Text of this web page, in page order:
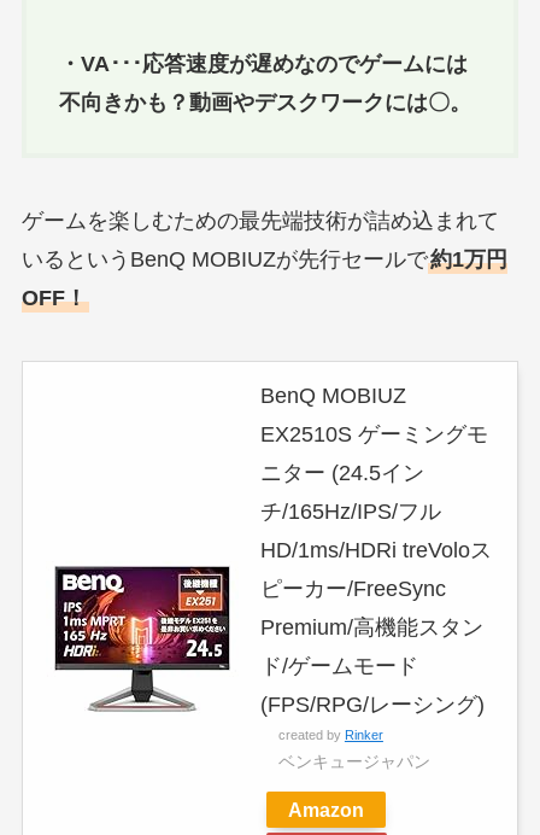
・VA･･･応答速度が遅めなのでゲームには
不向きかも？動画やデスクワークには〇。
ゲームを楽しむための最先端技術が詰め込まれて
いるというBenQ MOBIUZが先行セールで約1万円
OFF！
BenQ MOBIUZ
EX2510S ゲーミングモ
ニター (24.5イン
チ/165Hz/IPS/フル
HD/1ms/HDRi treVoloス
ピーカー/FreeSync
Premium/高機能スタン
ド/ゲームモード
(FPS/RPG/レーシング)
created by Rinker
ベンキュージャパン
Amazon